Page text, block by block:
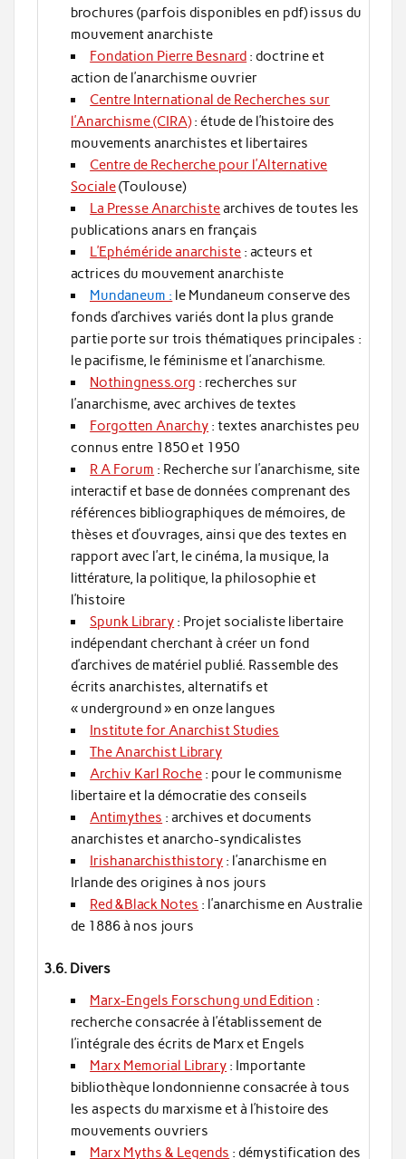
brochures (parfois disponibles en pdf) issus du
mouvement anarchiste
Fondation Pierre Besnard : doctrine et
action de l’anarchisme ouvrier
Centre International de Recherches sur
l’Anarchisme (CIRA): étude de l’histoire des
mouvements anarchistes et libertaires
Centre de Recherche pour l’Alternative
Sociale(Toulouse)
La Presse Anarchistearchives de toutes les
publications anars en français
L’Ephéméride anarchiste : acteurs et
actrices du mouvement anarchiste
Mundaneum : le Mundaneum conserve des
fonds d’archives variés dont la plus grande
partie porte sur trois thématiques principales :
le pacifisme, le féminisme et l’anarchisme.
Nothingness.org : recherches sur
l’anarchisme, avec archives de textes
Forgotten Anarchy : textes anarchistes peu
connus entre 1850 et 1950
R A Forum : Recherche sur l’anarchisme, site
interactif et base de données comprenant des
références bibliographiques de mémoires, de
thèses et d’ouvrages, ainsi que des textes en
rapport avec l’art, le cinéma, la musique, la
littérature, la politique, la philosophie et
l’histoire
Spunk Library : Projet socialiste libertaire
indépendant cherchant à créer un fond
d’archives de matériel publié. Rassemble des
écrits anarchistes, alternatifs et
« underground » en onze langues
Institute for Anarchist Studies
The Anarchist Library
Archiv Karl Roche : pour le communisme
libertaire et la démocratie des conseils
Antimythes : archives et documents
anarchistes et anarcho-syndicalistes
Irishanarchisthistory : l’anarchisme en
Irlande des origines à nos jours
Red &Black Notes : l’anarchisme en Australie
de 1886 à nos jours
3.6. Divers
Marx-Engels Forschung und Edition :
recherche consacrée à l’établissement de
l’intégrale des écrits de Marx et Engels
Marx Memorial Library : Importante
bibliothèque londonnienne consacrée à tous
les aspects du marxisme et à l’histoire des
mouvements ouvriers
Marx Myths & Legends : démystification des